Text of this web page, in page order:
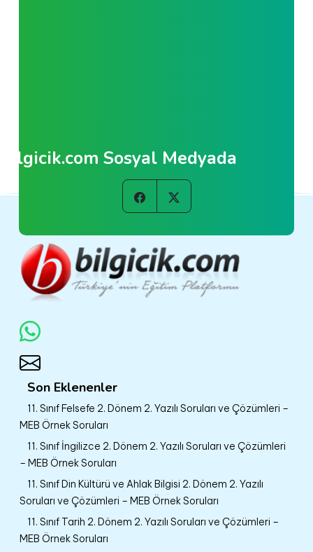
Bilgicik.com Sosyal Medyada
Son Eklenenler
11. Sınıf Felsefe 2. Dönem 2. Yazılı Soruları ve Çözümleri –
MEB Örnek Soruları
11. Sınıf İngilizce 2. Dönem 2. Yazılı Soruları ve Çözümleri
– MEB Örnek Soruları
11. Sınıf Din Kültürü ve Ahlak Bilgisi 2. Dönem 2. Yazılı
Soruları ve Çözümleri – MEB Örnek Soruları
11. Sınıf Tarih 2. Dönem 2. Yazılı Soruları ve Çözümleri –
MEB Örnek Soruları